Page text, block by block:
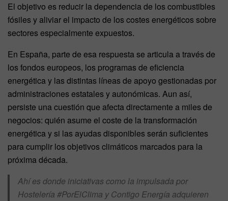
El objetivo es reducir la dependencia de los combustibles
fósiles y aliviar el impacto de los costes energéticos sobre
sectores especialmente expuestos.
En España, parte de esa respuesta se articula a través de
los fondos europeos, los programas de eficiencia
energética y las distintas líneas de apoyo gestionadas por
administraciones estatales y autonómicas. Aun así,
persiste una cuestión que afecta directamente a miles de
negocios: quién asume el coste de la transformación
energética y si las ayudas disponibles serán suficientes
para cumplir los objetivos climáticos marcados para la
próxima década.
Ahí es donde iniciativas como la impulsada por
Hostelería #PorElClima y Contigo Energía adquieren